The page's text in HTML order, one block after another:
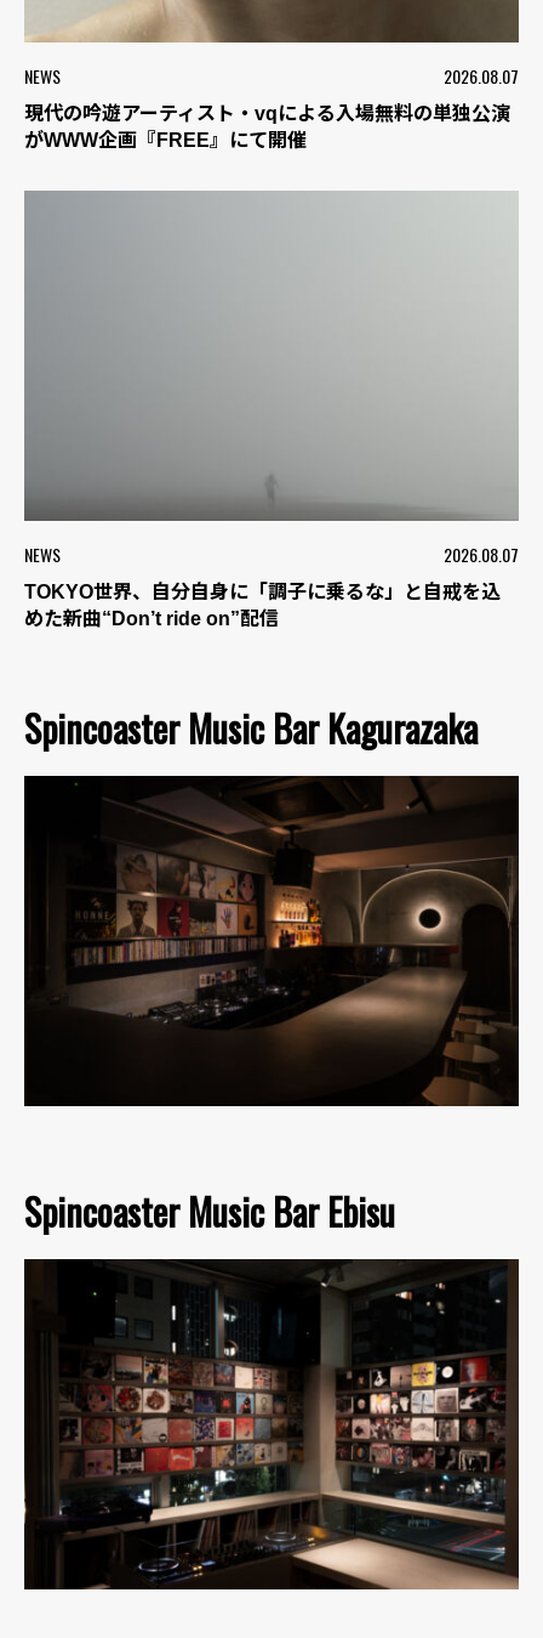
NEWS 2026.08.07
現代の吟遊アーティスト・vqによる入場無料の単独公演
がWWW企画『FREE』にて開催
NEWS 2026.08.07
TOKYO世界、自分自身に「調子に乗るな」と自戒を込
めた新曲“Don’t ride on”配信
Spincoaster Music Bar Kagurazaka
Spincoaster Music Bar Ebisu